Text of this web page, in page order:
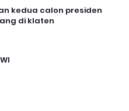
kedua calon presiden
di klaten